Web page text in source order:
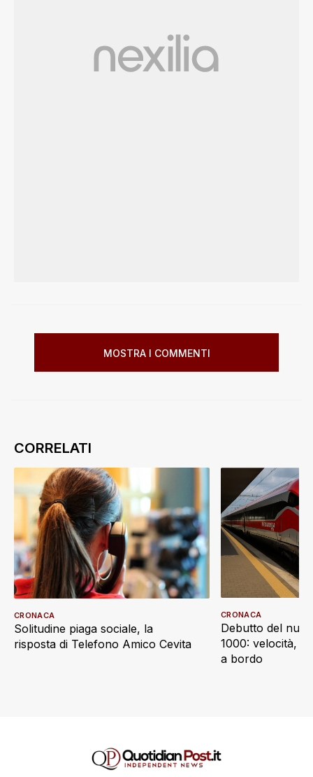
MOSTRA I COMMENTI
Solitudine piaga sociale, la
risposta di Telefono Amico Cevita
CRONACA
Debutto del
1000: velocità,
a bordo
CRONACA